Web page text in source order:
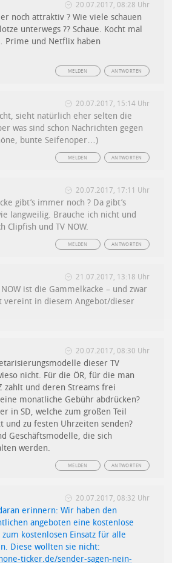
20.07.2017, 08:28 Uhr
noch attraktiv ? Wie viele schauen
unterwegs ?? Schaue. Kocht mal
Prime und Netflix haben
ANTWORTEN
MELDEN
20.07.2017, 15:14 Uhr
sieht natürlich eher selten die
was sind schon Nachrichten gegen
bunte Seifenoper…)
ANTWORTEN
MELDEN
20.07.2017, 17:11 Uhr
gibt’s immer noch ? Da gibt’s
langweilig. Brauche ich nicht und
Clipfish und TV NOW.
ANTWORTEN
MELDEN
21.07.2017, 13:18 Uhr
NOW ist die Gammelkacke – und zwar
vereint in diesem Angebot/dieser
20.07.2017, 08:30 Uhr
dieser TV
nicht. Für die ÖR, für die man
zahlt und deren Streams frei
monatliche Gebühr abdrücken?
in SD, welche zum großen Teil
und zu festen Uhrzeiten senden?
Geschäftsmodelle, die sich
werden.
ANTWORTEN
MELDEN
20.07.2017, 08:32 Uhr
erinnern: Wir haben den
angeboten eine kostenlose
kostenlosen Einsatz für alle
Diese wollten sie nicht:
ticker.de/sender-sagen-nein-